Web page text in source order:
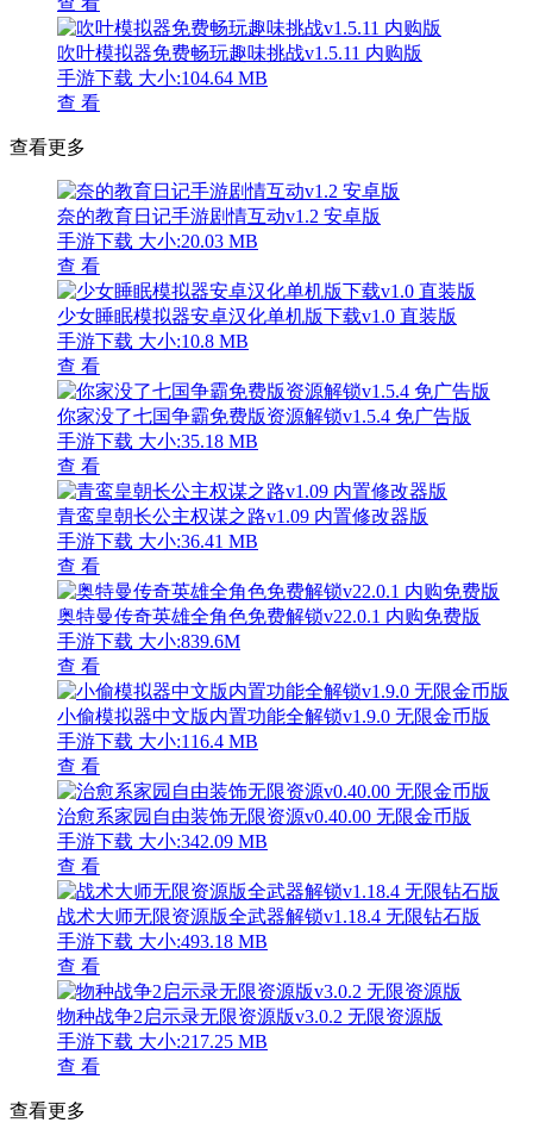
吹叶模拟器免费畅玩趣味挑战v1.5.11 内购版
手游下载 大小:104.64 MB
查 看
查看更多
奈的教育日记手游剧情互动v1.2 安卓版
手游下载 大小:20.03 MB
查 看
少女睡眠模拟器安卓汉化单机版下载v1.0 直装版
手游下载 大小:10.8 MB
查 看
你家没了七国争霸免费版资源解锁v1.5.4 免广告版
手游下载 大小:35.18 MB
查 看
青鸾皇朝长公主权谋之路v1.09 内置修改器版
手游下载 大小:36.41 MB
查 看
奥特曼传奇英雄全角色免费解锁v22.0.1 内购免费版
手游下载 大小:839.6M
查 看
小偷模拟器中文版内置功能全解锁v1.9.0 无限金币版
手游下载 大小:116.4 MB
查 看
治愈系家园自由装饰无限资源v0.40.00 无限金币版
手游下载 大小:342.09 MB
查 看
战术大师无限资源版全武器解锁v1.18.4 无限钻石版
手游下载 大小:493.18 MB
查 看
物种战争2启示录无限资源版v3.0.2 无限资源版
手游下载 大小:217.25 MB
查 看
查看更多